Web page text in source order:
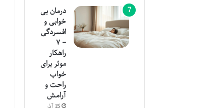
درمان بی
خوابی و
افسردگی
– ۷
راهکار
موثر برای
خواب
راحت و
آرامش